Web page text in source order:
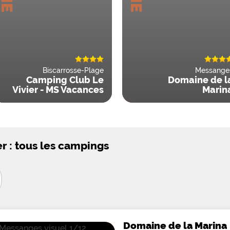
Biscarrosse-Plage
Camping Club Le
Vivier - MS Vacances
Domaine de
: tous les campings
Domaine de la Marina